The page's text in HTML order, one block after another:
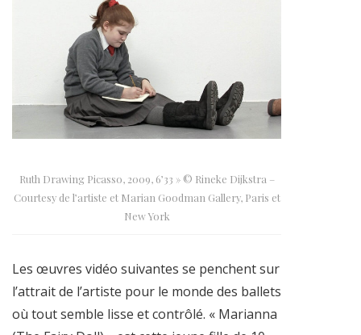
Ruth Drawing Picasso, 2009, 6’33 » © Rineke Dijkstra –
Courtesy de l’artiste et Marian Goodman Gallery, Paris et
New York
Les œuvres vidéo suivantes se penchent sur
l’attrait de l’artiste pour le monde des ballets
où tout semble lisse et contrôlé. « Marianna